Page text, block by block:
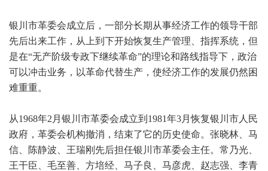
银川市革委会成立后，一部分长期从事经济工作的领导干部
先后出来工作，从上到下开始恢复生产管理、指挥系统，但
是在“无产阶级专政下继续革命”的理论和路线指导下，政治
可以冲击业务，以革命代替生产，使经济工作的发展仍然困
难重重。
从1968年2月银川市革委会成立到1981年3月恢复银川市人民
政府，革委会机构撤消，结束了它的历史使命。张晓林、马
信、陈静波、王瑞刚先后担任银川市革委会主任。常乃光、
王干臣、毛至善、方培经、马子良、马彦虎、赵志强、李青